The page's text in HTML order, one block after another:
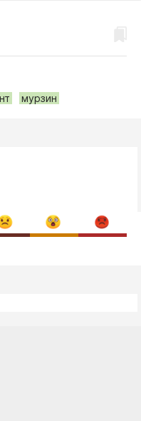
мурзин